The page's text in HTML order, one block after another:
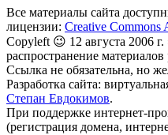
Все материалы сайта
лицензии: Creative Commons
Copyleft 😉 12 августа 2006
распространение
Ссылка не обязательна, но
Разработка сайта:
Степан Евдокимов.
При поддержке интернет-
(регистрация домена,